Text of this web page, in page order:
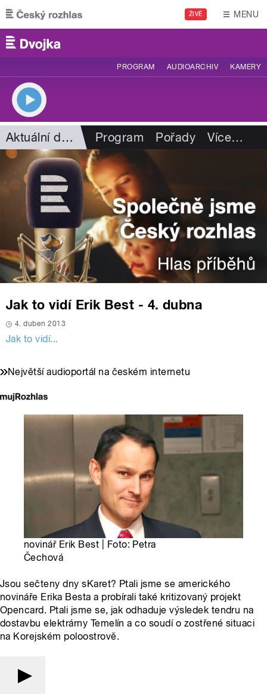
Přejít k hlavnímu obsahu
ŽIVĚ MENU
PROGRAM AUDIOARCHIV KAMERY
Aktuální dění Program Pořady Více…
Jak to vidí Erik Best - 4. dubna
4. duben 2013
Jak to vidí...
Největší audioportál na českém internetu
novinář Erik Best | Foto: Petra
Čechová
Jsou sečteny dny sKaret? Ptali jsme se amerického
novináře Erika Besta a probírali také kritizovaný projekt
Opencard. Ptali jsme se, jak odhaduje výsledek tendru na
dostavbu elektrárny Temelín a co soudí o zostřené situaci
na Korejském poloostrově.